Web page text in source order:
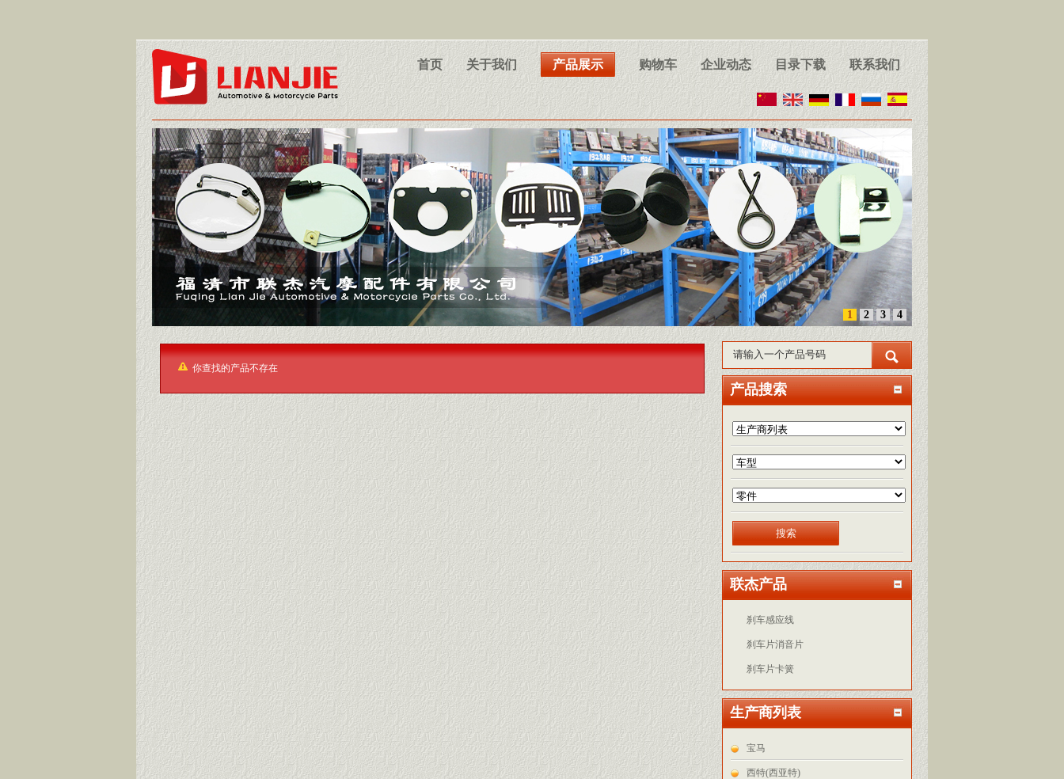
首页 关于我们 产品展示 购物车 企业动态 目录下载 联系我们
请输入一个产品号码
1 2 3 4
你查找的产品不存在
产品搜索
联杰产品
刹车感应线
刹车片消音片
刹车片卡簧
生产商列表
宝马
西特(西亚特)